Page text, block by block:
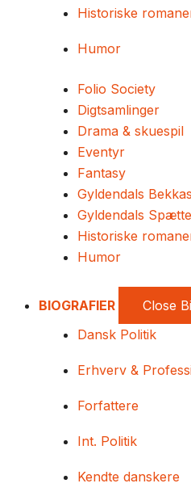
Historiske
Humor
Folio Society
Digtsamlinger
Drama & skuespil
Eventyr
Fantasy
Gyldendals
Gyldendals
Historiske
Humor
BIOGRAFIER Close
Dansk Politik
Erhverv &
Forfattere
Int. Politik
Kendte danskere